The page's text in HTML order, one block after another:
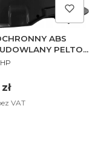
ABS
PELTOR
VAT